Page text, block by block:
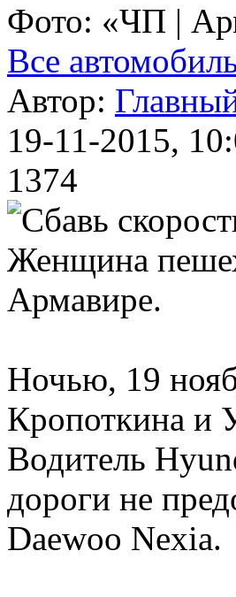
Фото: «ЧП |
Все
Автор:
19-11-2015,
1374
Женщина
Армавире.
Ночью, 19
Кропоткина и
Водитель
дороги не
Daewoo Nexia.